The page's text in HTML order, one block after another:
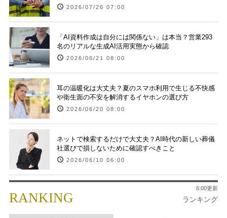
2026/07/26 07:00
「AI資料作成は自分には関係ない」は本当？営業293
名のリアルな生成AI活用実態から確認
2026/06/21 08:00
耳の温暖化は大丈夫？夏のスマホ利用で生じる不快感
や衛生面の不安を解消するイヤホンの選び方
2026/06/20 08:00
ネットで検索するだけで大丈夫？AI時代の新しい葬儀
社選びで損しないために確認すべきこと
2026/06/10 06:00
RANKING ランキング
6:00更新